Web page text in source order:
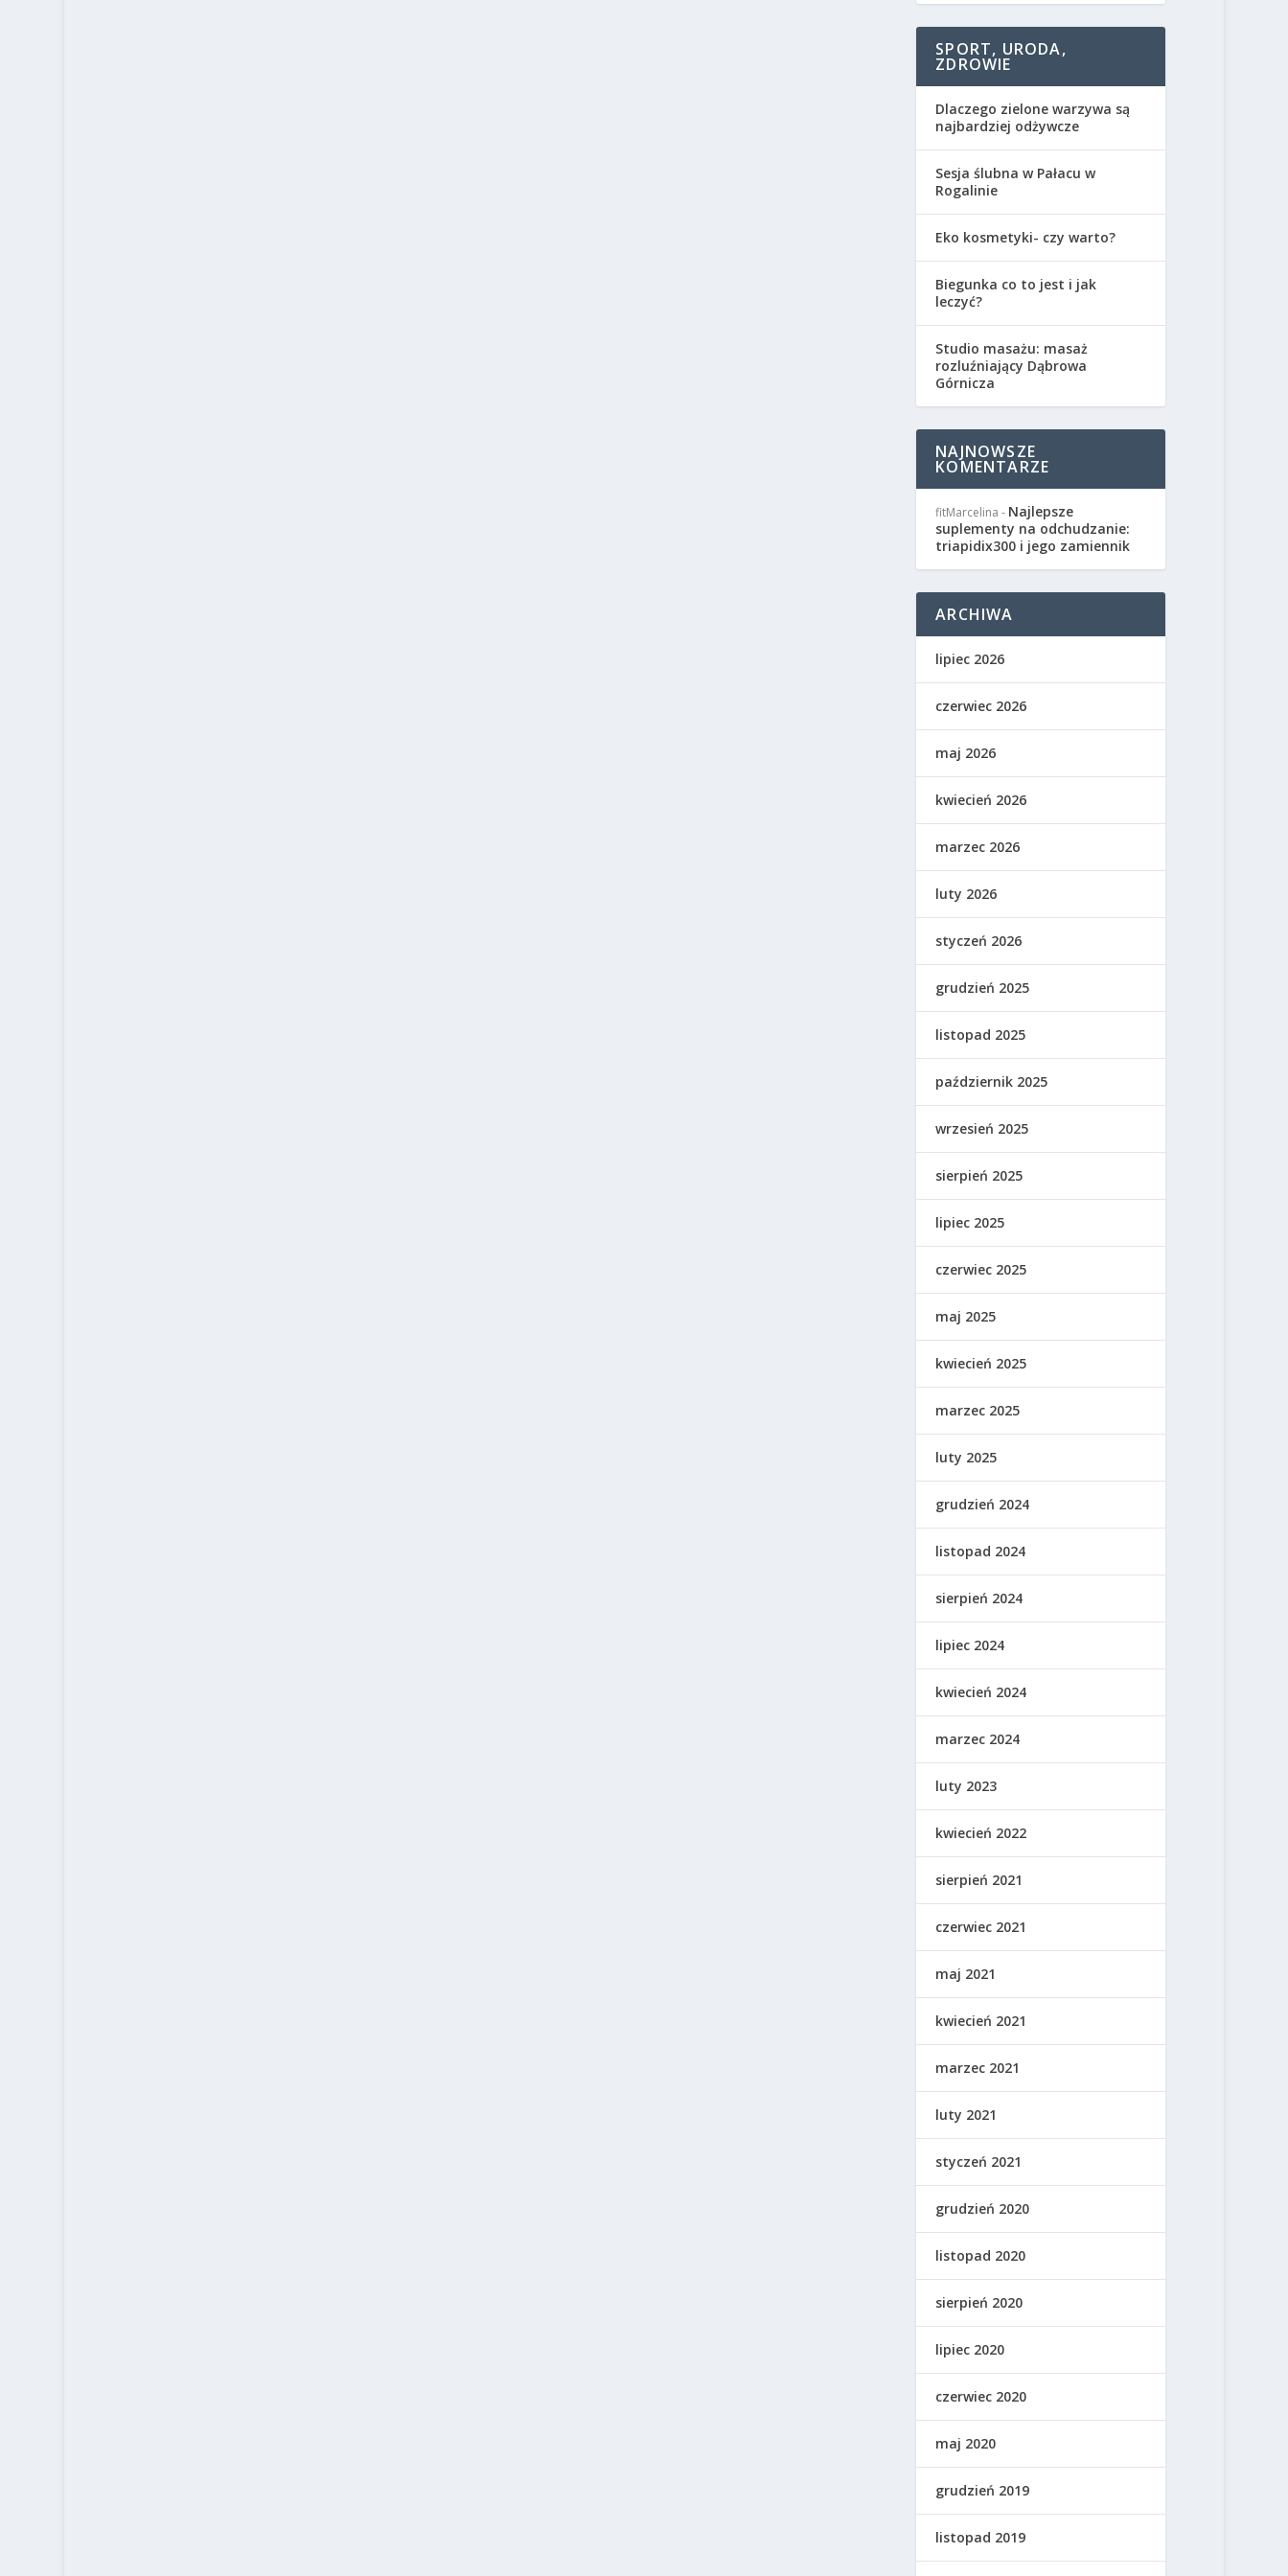
SPORT, URODA,
ZDROWIE
Dlaczego zielone warzywa są
najbardziej odżywcze
Sesja ślubna w Pałacu w
Rogalinie
Eko kosmetyki- czy warto?
Biegunka co to jest i jak
leczyć?
Studio masażu: masaż
rozluźniający Dąbrowa
Górnicza
NAJNOWSZE
KOMENTARZE
fitMarcelina - Najlepsze
suplementy na odchudzanie:
triapidix300 i jego zamiennik
ARCHIWA
lipiec 2026
czerwiec 2026
maj 2026
kwiecień 2026
marzec 2026
luty 2026
styczeń 2026
grudzień 2025
listopad 2025
październik 2025
wrzesień 2025
sierpień 2025
lipiec 2025
czerwiec 2025
maj 2025
kwiecień 2025
marzec 2025
luty 2025
grudzień 2024
listopad 2024
sierpień 2024
lipiec 2024
kwiecień 2024
marzec 2024
luty 2023
kwiecień 2022
sierpień 2021
czerwiec 2021
maj 2021
kwiecień 2021
marzec 2021
luty 2021
styczeń 2021
grudzień 2020
listopad 2020
sierpień 2020
lipiec 2020
czerwiec 2020
maj 2020
grudzień 2019
listopad 2019